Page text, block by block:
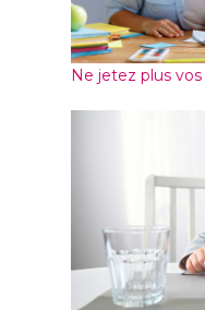
Ne jetez plus